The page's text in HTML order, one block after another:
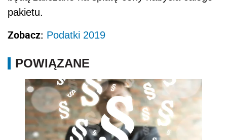
pakietu.
Zobacz: Podatki 2019
POWIĄZANE